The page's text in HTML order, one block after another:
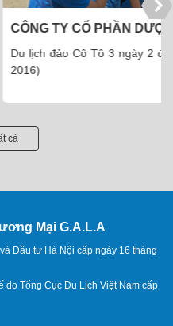
PHẨM THÁI MINH
- 110 khách (Tháng 5 -
cả
Mại G.A.L.A
Đầu tư Hà Nội cấp ngày 16 tháng
do Tổng Cục Du Lịch Việt Nam cấp